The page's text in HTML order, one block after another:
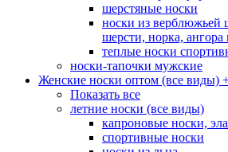
шерстяные носки
носки из верблюжьей
шерсти, норка, ангора
теплые носки
носки-тапочки мужские
Женские носки оптом (все виды)
Показать все
летние носки (все виды)
капроновые носки,
спортивные носки